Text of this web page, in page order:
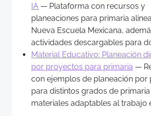
IA — Plataforma con recursos y
planeaciones para primaria
Nueva Escuela Mexicana,
actividades descargables para
Material Educativo: Planeación
por proyectos para primaria —
con ejemplos de planeación por
para distintos grados de
materiales adaptables al trabajo